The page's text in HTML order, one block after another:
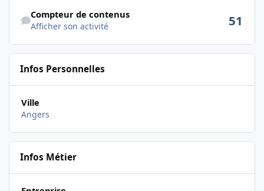
Afficher son activité
Compteur de contenus
Afficher son activité 51
Infos Personnelles
Ville
Angers
Infos Métier